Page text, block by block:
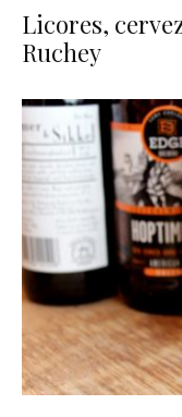
Licores,
Ruchey